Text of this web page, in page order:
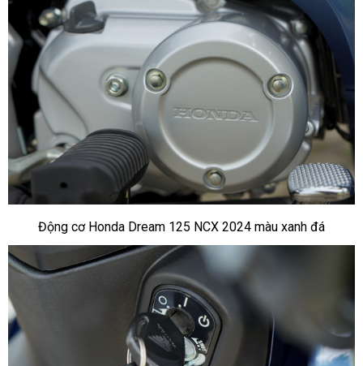
Động cơ Honda Dream 125 NCX 2024 màu xanh đá